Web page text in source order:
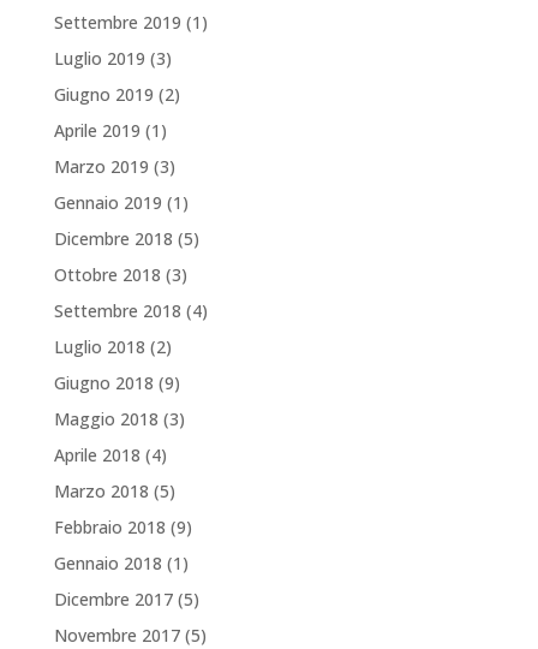
Settembre 2019 (1)
Luglio 2019 (3)
Giugno 2019 (2)
Aprile 2019 (1)
Marzo 2019 (3)
Gennaio 2019 (1)
Dicembre 2018 (5)
Ottobre 2018 (3)
Settembre 2018 (4)
Luglio 2018 (2)
Giugno 2018 (9)
Maggio 2018 (3)
Aprile 2018 (4)
Marzo 2018 (5)
Febbraio 2018 (9)
Gennaio 2018 (1)
Dicembre 2017(5)
Novembre 2017(5)